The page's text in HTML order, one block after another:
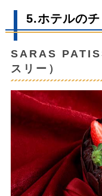
5.ホテルの
SARAS
スリー）